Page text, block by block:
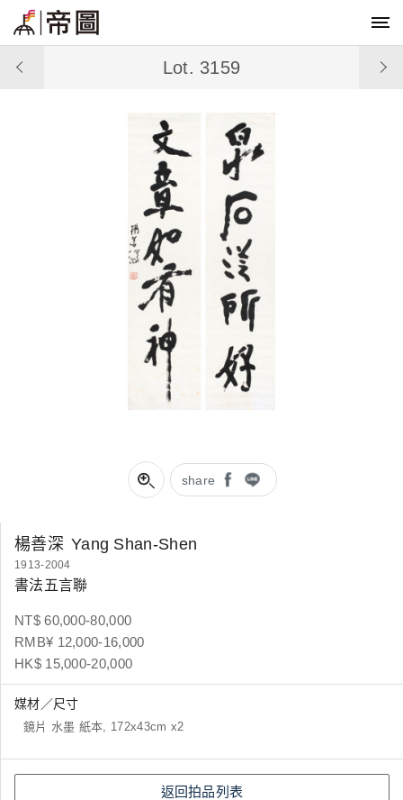
share
Lot. 3159
楊善深 Yang Shan-Shen
1913-2004
書法五言聯
NT$ 60,000-80,000
RMB¥ 12,000-16,000
HK$ 15,000-20,000
媒材／尺寸
鏡片 水墨 紙本, 172x43cm x2
返回拍品列表